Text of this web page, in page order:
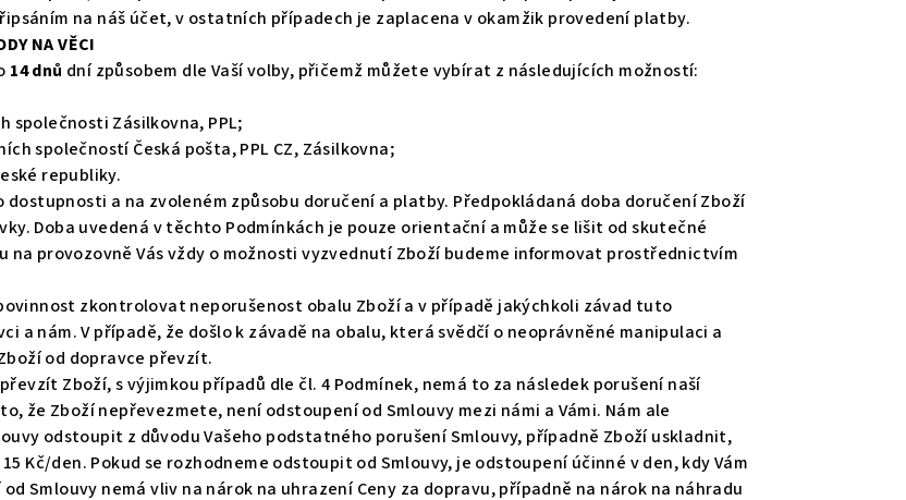
na náš účet, v ostatních případech je zaplacena v okamžik provedení platby.
NA VĚCI
14 dnů dní způsobem dle Vaší volby, přičemž můžete vybírat z následujících možností:
společnosti Zásilkovna, PPL;
společností Česká pošta, PPL CZ, Zásilkovna;
republiky.
dostupnosti a na zvoleném způsobu doručení a platby. Předpokládaná doba doručení Zboží
Doba uvedená v těchto Podmínkách je pouze orientační a může se lišit od skutečné
na provozovně Vás vždy o možnosti vyzvednutí Zboží budeme informovat prostřednictvím
zkontrolovat neporušenost obalu Zboží a v případě jakýchkoli závad tuto
a nám. V případě, že došlo k závadě na obalu, která svědčí o neoprávněné manipulaci a
od dopravce převzít.
Zboží, s výjimkou případů dle čl. 4 Podmínek, nemá to za následek porušení naší
že Zboží nepřevezmete, není odstoupení od Smlouvy mezi námi a Vámi. Nám ale
odstoupit z důvodu Vašeho podstatného porušení Smlouvy, případně Zboží uskladnit,
Kč/den. Pokud se rozhodneme odstoupit od Smlouvy, je odstoupení účinné v den, kdy Vám
Smlouvy nemá vliv na nárok na uhrazení Ceny za dopravu, případně na nárok na náhradu